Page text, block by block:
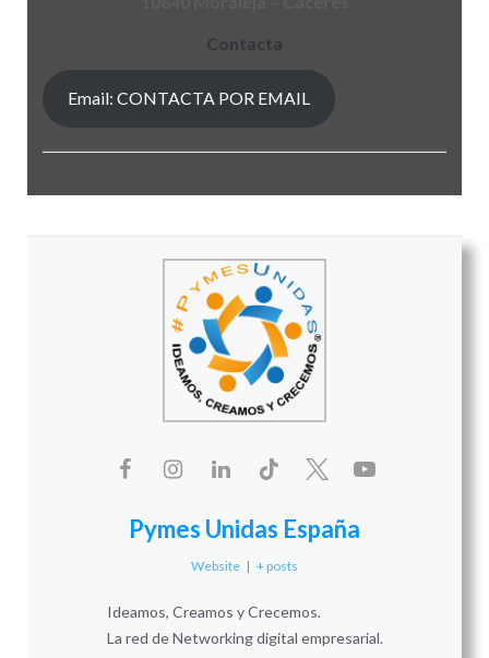
Contacta
Email: CONTACTA POR EMAIL
Pymes Unidas España
Website | + posts
Ideamos, Creamos y Crecemos.
La red de Networking digital empresarial.